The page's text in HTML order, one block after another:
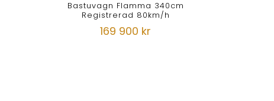
Bastuvagn Flamma 340cm
Registrerad 80km/h
169 900 kr